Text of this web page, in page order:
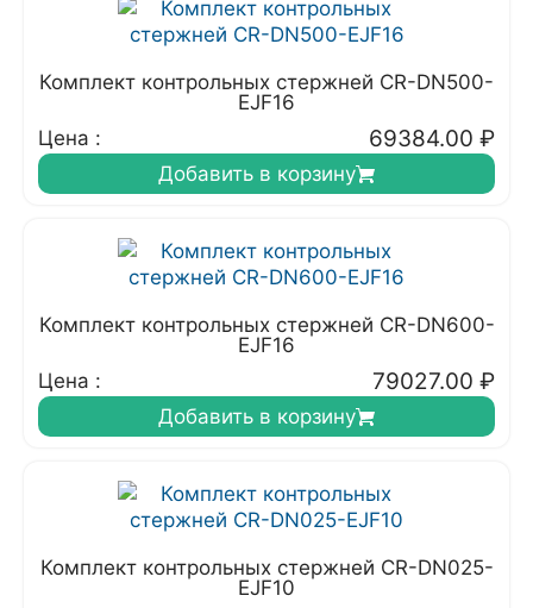
Комплект контрольных стержней CR-DN500-
EJF16
Цена :
69384.00 ₽
Добавить в корзину
Комплект контрольных стержней CR-DN600-
EJF16
Цена :
79027.00 ₽
Добавить в корзину
Комплект контрольных стержней CR-DN025-
EJF10